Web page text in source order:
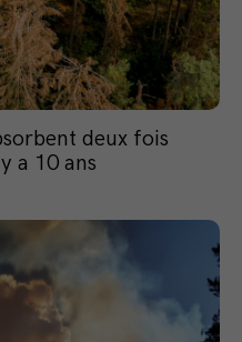
deux fois
a 10 ans